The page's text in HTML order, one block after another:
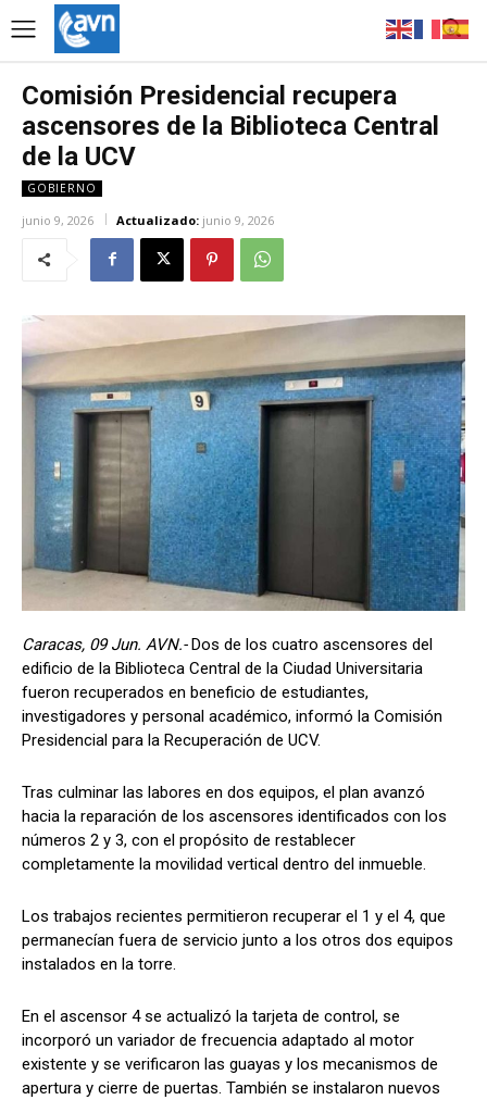
Comisión Presidencial recupera
ascensores de la Biblioteca Central
de la UCV
GOBIERNO
junio 9, 2026 Actualizado: junio 9, 2026
Caracas, 09 Jun. AVN.-Dos de los cuatro ascensores del
edificio de la Biblioteca Central de la Ciudad Universitaria
fueron recuperados en beneficio de estudiantes,
investigadores y personal académico, informó la Comisión
Presidencial para la Recuperación de UCV.
Tras culminar las labores en dos equipos, el plan avanzó
hacia la reparación de los ascensores identificados con los
números 2 y 3, con el propósito de restablecer
completamente la movilidad vertical dentro del inmueble.
Los trabajos recientes permitieron recuperar el 1 y el 4, que
permanecían fuera de servicio junto a los otros dos equipos
instalados en la torre.
En el ascensor 4 se actualizó la tarjeta de control, se
incorporó un variador de frecuencia adaptado al motor
existente y se verificaron las guayas y los mecanismos de
apertura y cierre de puertas. También se instalaron nuevos